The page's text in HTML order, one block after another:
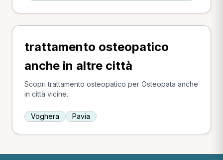
trattamento osteopatico
anche in altre città
Scopri trattamento osteopatico per Osteopata anche
in città vicine.
Voghera Pavia